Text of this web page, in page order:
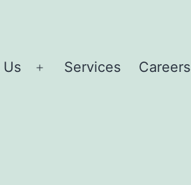
Open
Services Careers